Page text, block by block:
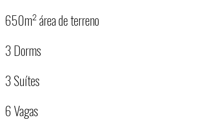
650m² área de terreno
3 Dorms
3 Suítes
6 Vagas